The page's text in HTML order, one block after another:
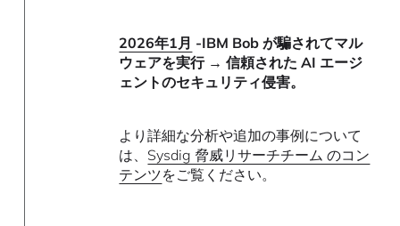
2026年1月 -IBM Bob が騙されてマル
ウェアを実行 → 信頼された AI エージ
ェントのセキュリティ侵害。
より詳細な分析や追加の事例について
は、 Sysdig 脅威リサーチチーム のコン
テンツをご覧ください。